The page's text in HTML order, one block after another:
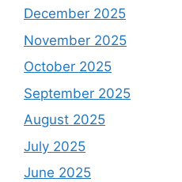
December 2025
November 2025
October 2025
September 2025
August 2025
July 2025
June 2025